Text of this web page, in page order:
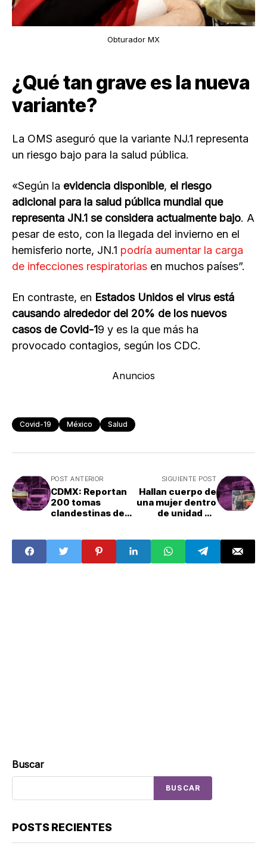
Obturador MX
¿Qué tan grave es la nueva
variante?
La OMS aseguró que la variante NJ.1 representa
un riesgo bajo para la salud pública.
«Según la evidencia disponible, el riesgo
adicional para la salud pública mundial que
representa JN.1 se considera actualmente bajo. A
pesar de esto, con la llegada del invierno en el
hemisferio norte, JN.1 podría aumentar la carga
de infecciones respiratorias en muchos países”.
En contraste, en Estados Unidos el virus está
causando alrededor del 20% de los nuevos
casos de Covid-19 y es la que más ha
provocado contagios, según los CDC.
Anuncios
Covid-19 México Salud
POST ANTERIOR
CDMX: Reportan
200 tomas
clandestinas de
SIGUIENTE POST
Hallan cuerpo de
una mujer dentro
de unidad de
Buscar
BUSCAR
POSTS RECIENTES